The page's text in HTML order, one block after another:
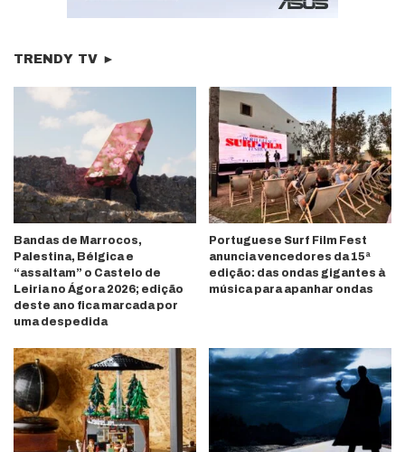
TRENDY TV ►
Bandas de Marrocos,
Palestina, Bélgica e
“assaltam” o Castelo de
Leiria no Ágora 2026; edição
deste ano fica marcada por
uma despedida
Portuguese Surf Film Fest
anuncia vencedores da 15ª
edição: das ondas gigantes à
música para apanhar ondas